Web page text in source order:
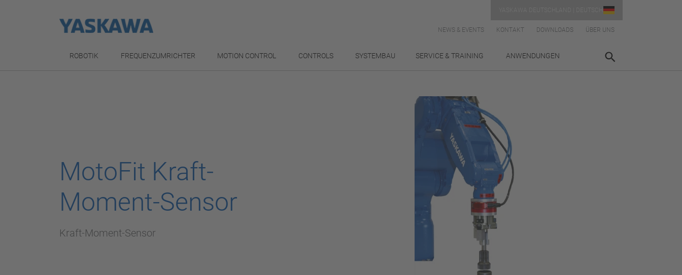
NEWS & EVENTS KONTAKT DOWNLOADS ÜBER UNS
ROBOTIK FREQUENZUMRICHTER MOTION CONTROL CONTROLS SYSTEMBAU SERVICE & TRAINING ANWENDUNGEN
MotoFit Kraft-
Moment-Sensor
Kraft-Moment-Sensor